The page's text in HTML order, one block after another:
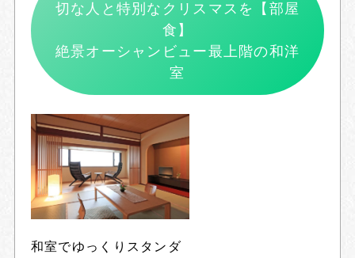
切な人と特別なクリスマスを【部屋
食】
絶景オーシャンビュー最上階の和洋
室
和室でゆっくりスタンダ